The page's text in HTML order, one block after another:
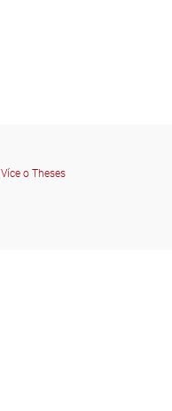
Více o Theses